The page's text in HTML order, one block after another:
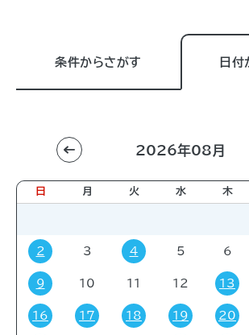
条件からさがす 日付
利用目的
すべて 進学相談会 講習会
販売会 展示会 イベント コミ
その他
2026年08月
日 月 火 水 木
2 3 4 5 6
9 10 11 12 13
16 17 18 19 20